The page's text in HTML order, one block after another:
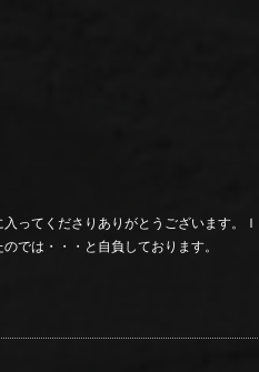
ってくださりありがとうございます。Ｉ
では・・・と自負しております。